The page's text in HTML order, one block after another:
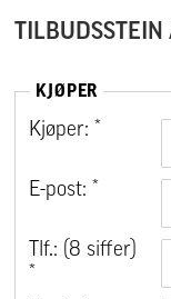
TILBUDSSTEIN
KJØPER
Kjøper: *
E-post: *
Tlf.: (8 siffer)